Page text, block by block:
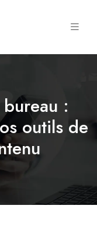
:
outils de